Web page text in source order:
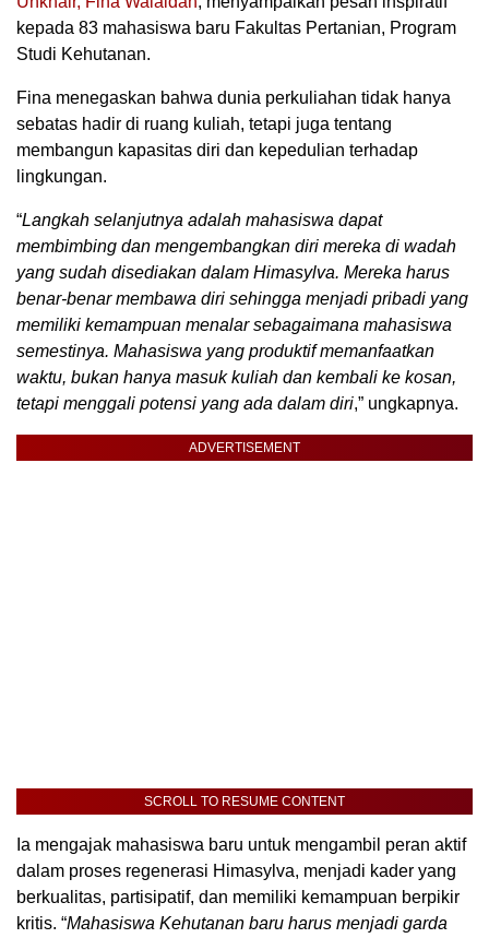
kepada 83 mahasiswa baru Fakultas Pertanian, Program
Studi Kehutanan.
Fina menegaskan bahwa dunia perkuliahan tidak hanya
sebatas hadir di ruang kuliah, tetapi juga tentang
membangun kapasitas diri dan kepedulian terhadap
lingkungan.
“Langkah selanjutnya adalah mahasiswa dapat
membimbing dan mengembangkan diri mereka di wadah
yang sudah disediakan dalam Himasylva. Mereka harus
benar-benar membawa diri sehingga menjadi pribadi yang
memiliki kemampuan menalar sebagaimana mahasiswa
semestinya. Mahasiswa yang produktif memanfaatkan
waktu, bukan hanya masuk kuliah dan kembali ke kosan,
tetapi menggali potensi yang ada dalam diri,” ungkapnya.
ADVERTISEMENT
SCROLL TO RESUME CONTENT
Ia mengajak mahasiswa baru untuk mengambil peran aktif
dalam proses regenerasi Himasylva, menjadi kader yang
berkualitas, partisipatif, dan memiliki kemampuan berpikir
kritis. “Mahasiswa Kehutanan baru harus menjadi garda